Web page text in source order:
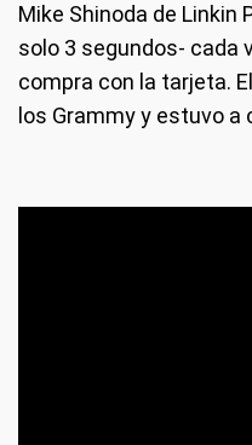
Mike Shinoda de Linkin
solo 3 segundos- cada
compra con la tarjeta.
los Grammy y estuvo a